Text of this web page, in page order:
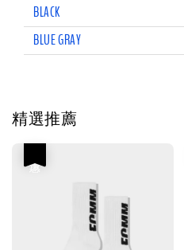
BLACK
BLUE GRAY
精選推薦